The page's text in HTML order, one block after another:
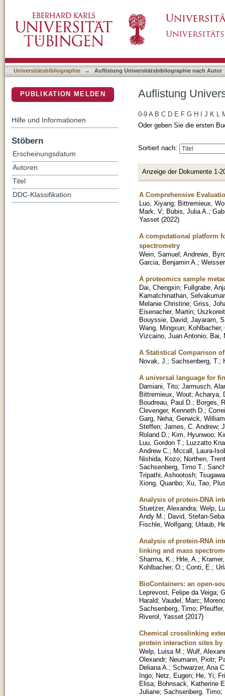
Universitätsbibliographie → Auflistung Universitätsbibliographie nach Autor
Auflistung
0-9 A B C D E F G H J K L
Oder geben Sie die ersten
Sortiert nach:
Anzeige der Dokumente 1-
A Comprehensive
Luo, Xiyang; Bittremieux,
Mark, V; Bubis, Julia A. ;
Yasset (2022)
A computational platform
spectrometry
Wein, Samuel; Andrews,
Garcia, Benjamin A. ;
A proteomics sample
Dai, Chengxin; Fullgrabe,
Kamatchinathan, Selvakumar
Melanie Christine; Griss,
Eisenacher, Martin;
Bouyssie, David; Jayaram,
Wang, Mingxun; Kohlbacher,
Vizcaino, Juan Antonio; Bai,
A Statistical Comparison
Novak, J. ; Sachsenberg, T. ;
A universal language for
Damiani, Tito; Jarmusch,
Bittremieux, Wout; Acharya,
Boudreau, Paul D. ; Borges,
Clevenger, Kenneth D. ;
Garg, Neha; Gerwick,
Steffen; James, C. Andrew;
Roland D. ; Kim, Hyunwoo;
Luu, Gordon T. ; Luzzatto
Andrew C. ; Mccall, Laura-
Nishida, Kozo; Northen,
Sachsenberg, Timo T. ;
Tripathi, Ashootosh;
Xiong, Quanbo; Xu, Tao;
Analysis of protein-DNA
Stuetzer, Alexandra; Welp,
Andy M. ; David, Stefan-
Fischle, Wolfgang; Urlaub,
Analysis of protein-RNA
linking and mass
Sharma, K. ; Hrle, A. ;
Kohlbacher, O. ; Conti, E. ;
BioContainers: an open-
Leprevost, Felipe da Veiga;
Harald; Vaudel, Marc;
Sachsenberg, Timo;
Riverol, Yasset (2017)
Chemical crosslinking
protein interaction sites by
Welp, Luisa M. ; Wulf,
Olexandr; Neumann, Piotr;
Deliana A. ; Schwarzer, Ana
Ingo; Netz, Eugen; He, Yi;
Elisa; Bohnsack, Katherine
Juliane; Sachsenberg, Timo;
PUBLIKATION MELDEN
Hilfe und Informationen
Stöbern
Erscheinungsdatum
Autoren
Titel
DDC-Klassifikation